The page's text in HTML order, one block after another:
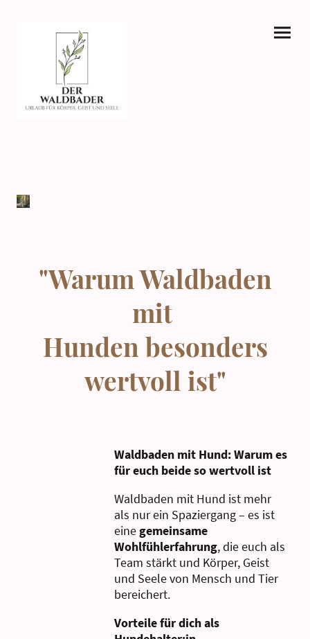
"Warum Waldbaden
mit
Hunden besonders
wertvoll ist"
Waldbaden mit Hund: Warum es
für euch beide so wertvoll ist
Waldbaden mit Hund ist mehr
als nur ein Spaziergang – es ist
eine gemeinsame
Wohlfühlerfahrung, die euch als
Team stärkt und Körper, Geist
und Seele von Mensch und Tier
bereichert.
Vorteile für dich als